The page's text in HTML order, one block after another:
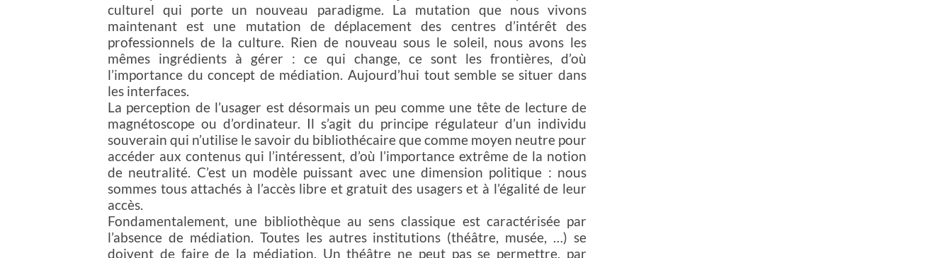
culturel qui porte un nouveau paradigme. La mutation que nous vivons
maintenant est une mutation de déplacement des centres d’intérêt des
professionnels de la culture. Rien de nouveau sous le soleil, nous avons les
mêmes ingrédients à gérer : ce qui change, ce sont les frontières, d’où
l’importance du concept de médiation. Aujourd’hui tout semble se situer dans
les interfaces.
La perception de l’usager est désormais un peu comme une tête de lecture de
magnétoscope ou d’ordinateur. Il s’agit du principe régulateur d’un individu
souverain qui n’utilise le savoir du bibliothécaire que comme moyen neutre pour
accéder aux contenus qui l’intéressent, d’où l’importance extrême de la notion
de neutralité. C’est un modèle puissant avec une dimension politique : nous
sommes tous attachés à l’accès libre et gratuit des usagers et à l’égalité de leur
accès.
Fondamentalement, une bibliothèque au sens classique est caractérisée par
l’absence de médiation. Toutes les autres institutions (théâtre, musée, …) se
doivent de faire de la médiation. Un théâtre ne peut pas se permettre, par